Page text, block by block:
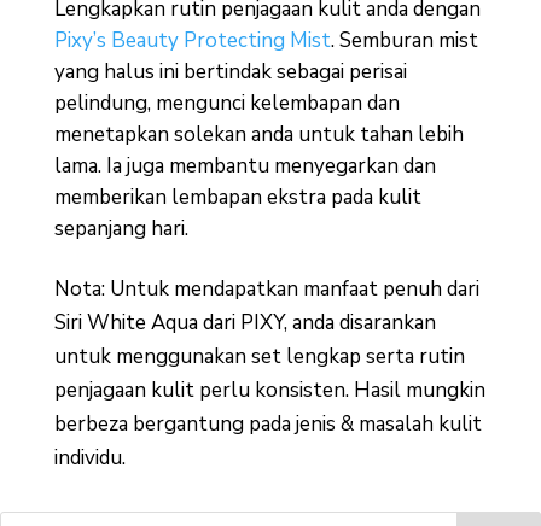
Lengkapkan rutin penjagaan kulit anda dengan
Pixy’s Beauty Protecting Mist. Semburan mist
yang halus ini bertindak sebagai perisai
pelindung, mengunci kelembapan dan
menetapkan solekan anda untuk tahan lebih
lama. Ia juga membantu menyegarkan dan
memberikan lembapan ekstra pada kulit
sepanjang hari.
Nota: Untuk mendapatkan manfaat penuh dari
Siri White Aqua dari PIXY, anda disarankan
untuk menggunakan set lengkap serta rutin
penjagaan kulit perlu konsisten. Hasil mungkin
berbeza bergantung pada jenis & masalah kulit
individu.